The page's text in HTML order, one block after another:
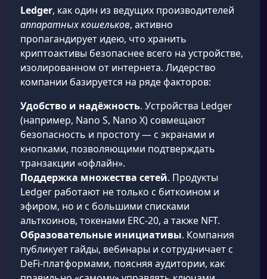
Ledger, как один из ведущих производителей
аппаратных кошельков, активно
пропагандирует идею, что хранить
криптоактивы безопаснее всего на устройстве,
изолированном от интернета. Лидерство
компании базируется на ряде факторов:
Удобство и надёжность. Устройства Ledger
(например, Nano S, Nano X) совмещают
безопасность и простоту — с экранами и
кнопками, позволяющими подтверждать
транзакции «офлайн».
Поддержка множества сетей. Продукты
Ledger работают не только с биткоином и
эфиром, но и с большими списками
альткоинов, токенами ERC-20, а также NFT.
Образовательные инициативы. Компания
публикует гайды, вебинары и сотрудничает с
DeFi-платформами, поясняя аудитории, как